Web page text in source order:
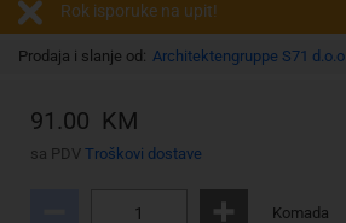
Rok isporuke na upit!
Prodaja i slanje od: Architektengruppe S71 d.o.o.
91.00 KM
sa PDV Troškovi dostave
Komada